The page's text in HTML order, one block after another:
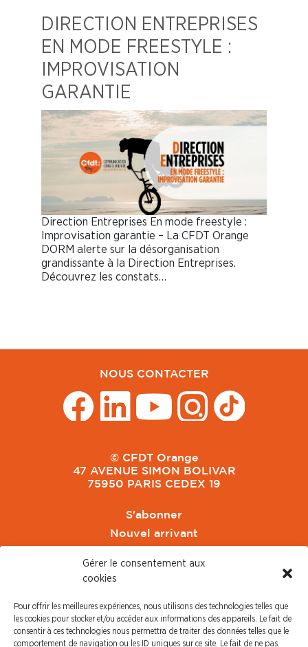
Gérer le consentement aux
cookies
Pour offrir les meilleures expériences, nous utilisons des technologies telles que
les cookies pour stocker et/ou accéder aux informations des appareils. Le fait de
consentir à ces technologies nous permettra de traiter des données telles que le
comportement de navigation ou les ID uniques sur ce site. Le fait de ne pas
DIRECTION ENTREPRISES
EN MODE FREESTYLE :
IMPROVISATION
GARANTIE
Direction Entreprises En mode freestyle :
Improvisation garantie – La CFDT Orange
DORM alerte sur la désorganisation
grandissante à la Direction Entreprises.
Découvrez les constats…
NOUS CONTACTER
© CFDT Orange
47 AVENUE SIMON BOLIVAR
75950 PARIS CEDEX 19
S'abonner
Nouvel arrivant
CFDT Cadres
CFDT Retraités